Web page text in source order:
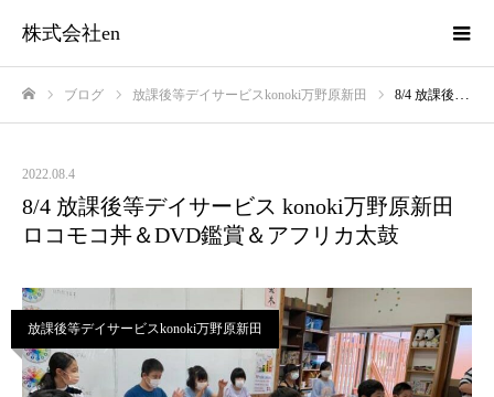
株式会社en
ブログ 放課後等デイサービスkonoki万野原新田 8/4 放課後等デイサービス konoki万野原新田 ロコモコ丼＆DVD鑑賞＆アフリカ太鼓
2022.08.4
8/4 放課後等デイサービス konoki万野原新田
ロコモコ丼＆DVD鑑賞＆アフリカ太鼓
放課後等デイサービスkonoki万野原新田